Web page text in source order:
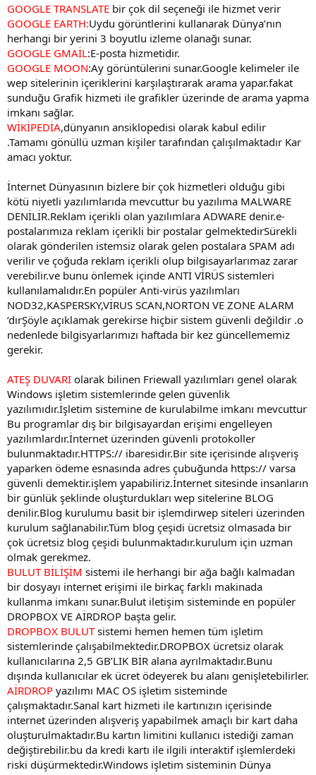
GOOGLE TRANSLATE bir çok dil seçeneği ile hizmet verir
GOOGLE EARTH:Uydu görüntlerini kullanarak Dünya’nın
herhangi bir yerini 3 boyutlu izleme olanağı sunar.
GOOGLE GMAİL:E-posta hizmetidir.
GOOGLE MOON:Ay görüntülerini sunar.Google kelimeler ile
wep sitelerinin içeriklerini karşılaştırarak arama yapar.fakat
sunduğu Grafik hizmeti ile grafikler üzerinde de arama yapma
imkanı sağlar.
WİKİPEDİA,dünyanın ansiklopedisi olarak kabul edilir
.Tamamı gönüllü uzman kişiler tarafından çalışılmaktadır Kar
amacı yoktur.
İnternet Dünyasının bizlere bir çok hizmetleri olduğu gibi
kötü niyetli yazılımlarıda mevcuttur bu yazılıma MALWARE
DENİLİR.Reklam içerikli olan yazılımlara ADWARE denir.e-
postalarımıza reklam içerikli bir postalar gelmektedirSürekli
olarak gönderilen istemsiz olarak gelen postalara SPAM adı
verilir ve çoğuda reklam içerikli olup bilgisayarlarımaz zarar
verebilir.ve bunu önlemek içinde ANTİ VİRÜS sistemleri
kullanılamalıdır.En popüler Anti-virüs yazılımları
NOD32,KASPERSKY,VİRUS SCAN,NORTON VE ZONE ALARM
‘dırŞöyle açıklamak gerekirse hiçbir sistem güvenli değildir .o
nedenlede bilgisyarlarımızı haftada bir kez güncellememiz
gerekir.
ATEŞ DUVARI olarak bilinen Friewall yazılımları genel olarak
Windows işletim sistemlerinde gelen güvenlik
yazılımıdır.İşletim sistemine de kurulabilme imkanı mevcuttur
Bu programlar dış bir bilgisayardan erişimi engelleyen
yazılımlardır.İnternet üzerinden güvenli protokoller
bulunmaktadır.HTTPS:// ibaresidir.Bir site içerisinde alışveriş
yaparken ödeme esnasında adres çubuğunda https:// varsa
güvenli demektir.işlem yapabiliriz.İnternet sitesinde insanların
bir günlük şeklinde oluşturdukları wep sitelerine BLOG
denilir.Blog kurulumu basit bir işlemdirwep siteleri üzerinden
kurulum sağlanabilir.Tüm blog çeşidi ücretsiz olmasada bir
çok ücretsiz blog çeşidi bulunmaktadır.kurulum için uzman
olmak gerekmez.
BULUT BİLİŞİM sistemi ile herhangi bir ağa bağlı kalmadan
bir dosyayı internet erişimi ile birkaç farklı makinada
kullanma imkanı sunar.Bulut iletişim sisteminde en popüler
DROPBOX VE AİRDROP başta gelir.
DROPBOX BULUTsistemi hemen hemen tüm işletim
sistemlerinde çalışabilmektedir.DROPBOX ücretsiz olarak
kullanıcılarına 2,5 GB’LIK BİR alana ayrılmaktadır.Bunu
dışında kullanıcılar ek ücret ödeyerek bu alanı genişletebilirler.
AİRDROP yazılımı MAC OS işletim sisteminde
çalışmaktadır.Sanal kart hizmeti ile kartınızın içerisinde
internet üzerinden alışveriş yapabilmek amaçlı bir kart daha
oluşturulmaktadır.Bu kartın limitini kullanıcı istediği zaman
değiştirebilir.bu da kredi kartı ile ilgili interaktif işlemlerdeki
riski düşürmektedir.Windows işletim sisteminin Dünya